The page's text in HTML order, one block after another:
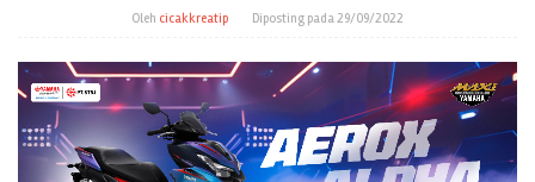
Oleh cicakkreatip Diposting pada29/09/2022